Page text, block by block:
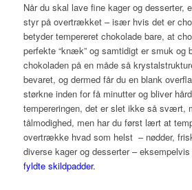
Når du skal lave fine kager og desserter,
styr på overtrækket – især hvis det er
betyder tempereret chokolade bare, at
perfekte “knæk” og samtidigt er smuk og
chokoladen på en måde så
bevaret, og dermed får du en blank
størkne inden for få minutter og bliver
tempereringen, det er slet ikke så svært,
tålmodighed, men har du først lært at
overtrække hvad som helst – nødder,
diverse kager og desserter –
fyldte skildpadder.